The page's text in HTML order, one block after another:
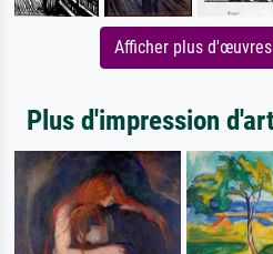
Afficher plus
Plus d'impression